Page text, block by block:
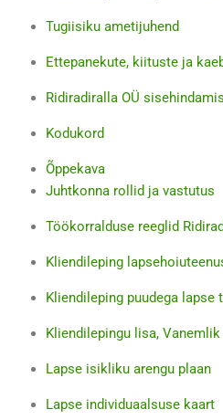
Tugiisiku ametijuhend
Ettepanekute, kiituste ja
Ridiradiralla OÜ
Kodukord
Õppekava
Juhtkonna rollid ja vastutus
Töökorralduse reeglid
Kliendileping
Kliendileping puudega lapse
Kliendilepingu lisa,
Lapse isikliku arengu plaan
Lapse individuaalsuse kaart